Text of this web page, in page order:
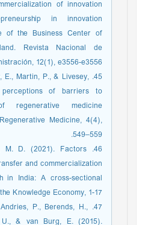
of innovation
in innovation
of the Business Center of
Revista Nacional de
12(1), e3556-e3556.‏
E., Martin, P., & Livesey,
of barriers to
regenerative medicine
Medicine, 4(4),
549–559.
M. D. (2021). Factors
and commercialization
in India: A cross-sectional
Knowledge Economy, 1-17.‏
Andries, P., Berends, H.,
U., & van Burg, E. (2015).